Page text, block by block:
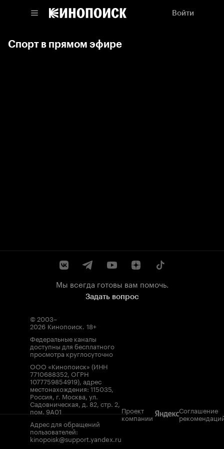
Войти
Спорт в прямом эфире
Мы всегда готовы вам помочь.
Задать вопрос
© 2003–
2026 Кинопоиск. 18+
Федеральные каналы
доступны для бесплатного
просмотра круглосуточно
ООО «Кинопоиск» (ИНН
7710688352, ОГРН
1077759854919), адрес
местонахождения: 115035,
Россия, г. Москва, ул.
Садовническая, д. 82, стр. 2,
пом. 9А01
Адрес для обращений
пользователей:
kinopoisk@support.yandex.ru
Проект
компании
Соглашение